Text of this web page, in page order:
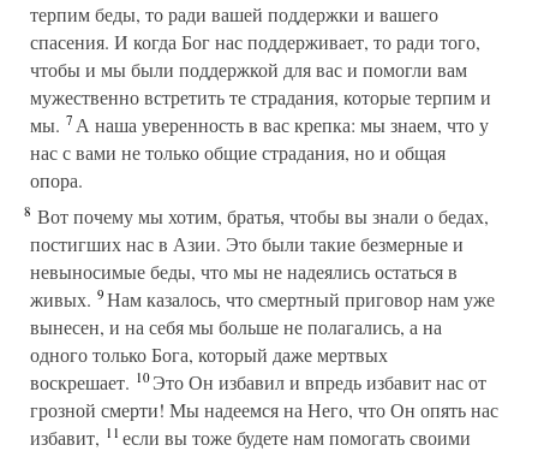
терпим беды, то ради вашей поддержки и вашего
спасения. И когда Бог нас поддерживает, то ради того,
чтобы и мы были поддержкой для вас и помогли вам
мужественно встретить те страдания, которые терпим и
мы. 7А наша уверенность в вас крепка: мы знаем, что у
нас с вами не только общие страдания, но и общая
опора.
8 Вот почему мы хотим, братья, чтобы вы знали о бедах,
постигших нас в Азии. Это были такие безмерные и
невыносимые беды, что мы не надеялись остаться в
живых. 9Нам казалось, что смертный приговор нам уже
вынесен, и на себя мы больше не полагались, а на
одного только Бога, который даже мертвых
воскрешает. 10Это Он избавил и впредь избавит нас от
грозной смерти! Мы надеемся на Него, что Он опять нас
избавит, 11если вы тоже будете нам помогать своими